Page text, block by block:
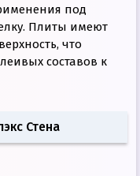
под
Плиты имеют
что
составов к
Стена